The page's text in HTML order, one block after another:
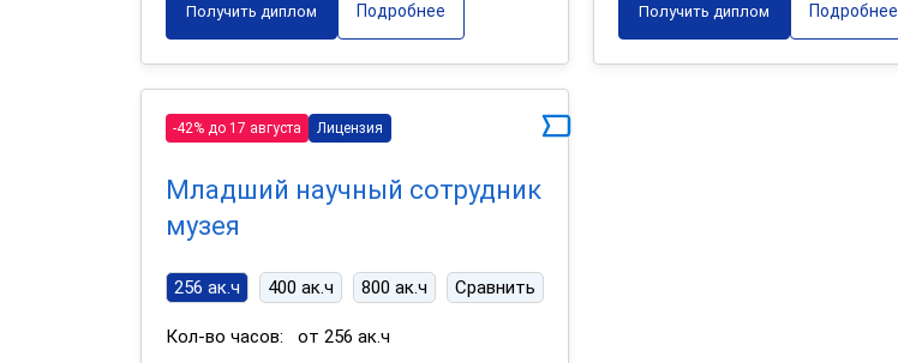
Получить диплом Подробнее Получить диплом Подробнее
-42% до 17 августа Лицензия
Младший научный сотрудник
музея
256 ак.ч 400 ак.ч 800 ак.ч Сравнить
Кол-во часов:
от 256 ак.ч